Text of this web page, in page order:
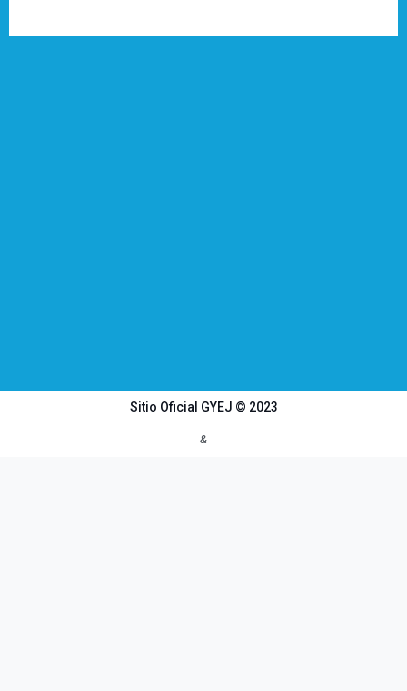
Sitio Oficial GYEJ © 2023
&